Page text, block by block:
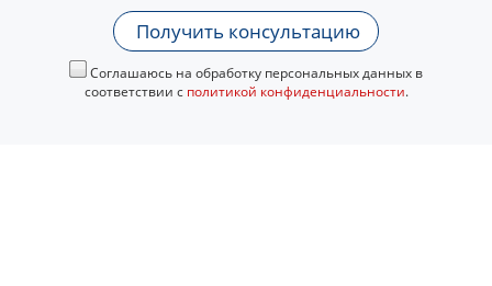
Получить консультацию
Соглашаюсь на обработку персональных данных в
соответствии с политикой конфиденциальности.